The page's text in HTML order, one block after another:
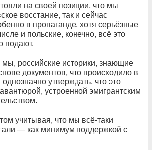
на своей позиции, что мы
восстание, так и сейчас
в пропаганде, хотя серьёзные
и польские, конечно, всё это
подают.
мы, российские историки, знающие
документов, что происходило в
утверждать, что это
устроенной эмигрантским
учитывая, что мы всё-таки
— как минимум поддержкой с